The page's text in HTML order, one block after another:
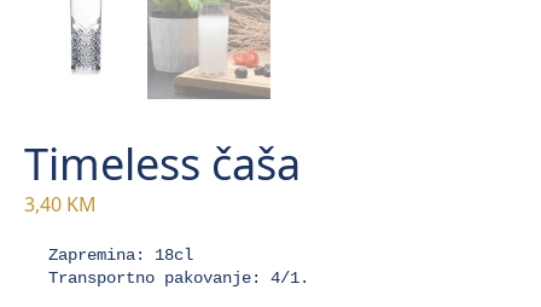
Timeless čaša
3,40 KM
Zapremina: 18cl
Transportno pakovanje: 4/1.